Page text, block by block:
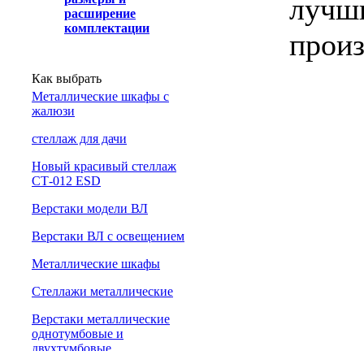
расширение
комплектации
Как выбрать
Металлические шкафы с
жалюзи
cтеллаж для дачи
Новый красивый стеллаж
СТ-012 ESD
Верстаки модели ВЛ
Верстаки ВЛ с освещением
Металлические шкафы
Стеллажи металлические
Верстаки металлические
однотумбовые и
двухтумбовые